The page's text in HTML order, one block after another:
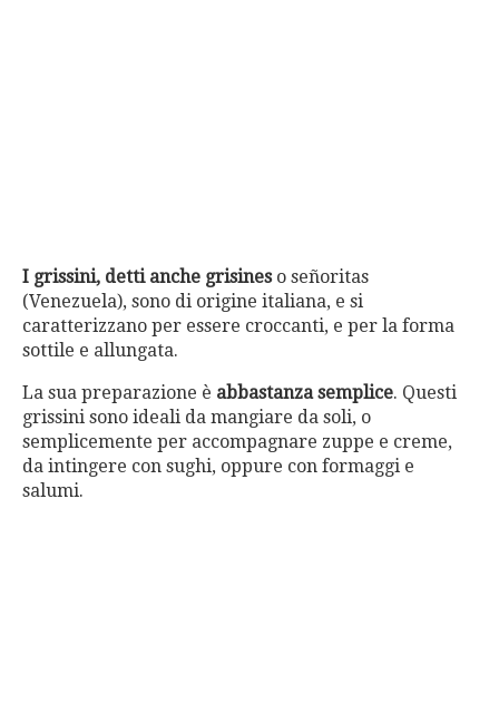
I grissini, detti anche grisineso señoritas
(Venezuela), sono di origine italiana, e si
caratterizzano per essere croccanti, e per la forma
sottile e allungata.
La sua preparazione è abbastanza semplice. Questi
grissini sono ideali da mangiare da soli, o
semplicemente per accompagnare zuppe e creme,
da intingere con sughi, oppure con formaggi e
salumi.